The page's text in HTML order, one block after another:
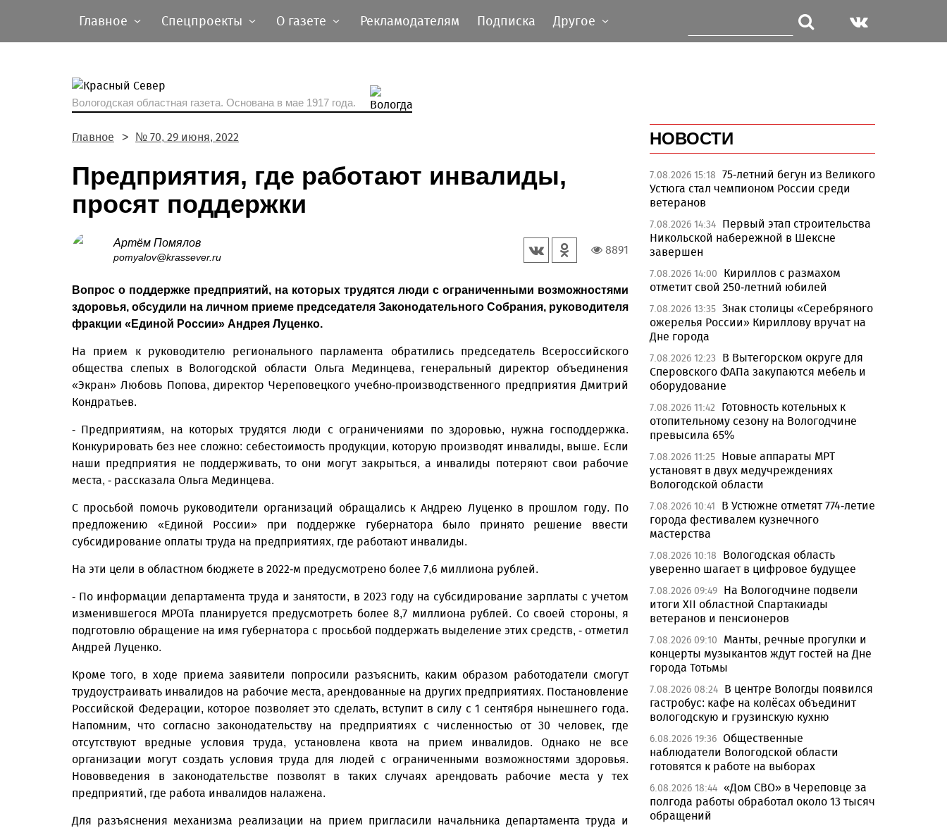
Главное Спецпроекты О газете Рекламодателям Подписка Другое
Вологодская областная газета. Основана в мае 1917 года.
Главное № 70, 29 июня, 2022
Предприятия, где работают инвалиды,
просят поддержки
Артём Помялов
pomyalov@krassever.ru
8891
Вопрос о поддержке предприятий, на которых трудятся люди с ограниченными возможностями
здоровья, обсудили на личном приеме председателя Законодательного Собрания, руководителя
фракции «Единой России» Андрея Луценко.
На прием к руководителю регионального парламента обратились председатель Всероссийского
общества слепых в Вологодской области Ольга Мединцева, генеральный директор объединения
«Экран» Любовь Попова, директор Череповецкого учебно-производственного предприятия Дмитрий
Кондратьев.
- Предприятиям, на которых трудятся люди с ограничениями по здоровью, нужна господдержка.
Конкурировать без нее сложно: себестоимость продукции, которую производят инвалиды, выше. Если
наши предприятия не поддерживать, то они могут закрыться, а инвалиды потеряют свои рабочие
места, - рассказала Ольга Мединцева.
С просьбой помочь руководители организаций обращались к Андрею Луценко в прошлом году. По
предложению «Единой России» при поддержке губернатора было принято решение ввести
субсидирование оплаты труда на предприятиях, где работают инвалиды.
На эти цели в областном бюджете в 2022-м предусмотрено более 7,6 миллиона рублей.
- По информации департамента труда и занятости, в 2023 году на субсидирование зарплаты с учетом
изменившегося МРОТа планируется предусмотреть более 8,7 миллиона рублей. Со своей стороны, я
подготовлю обращение на имя губернатора с просьбой поддержать выделение этих средств, - отметил
Андрей Луценко.
Кроме того, в ходе приема заявители попросили разъяснить, каким образом работодатели смогут
трудоустраивать инвалидов на рабочие места, арендованные на других предприятиях. Постановление
Российской Федерации, которое позволяет это сделать, вступит в силу с 1 сентября нынешнего года.
Напомним, что согласно законодательству на предприятиях с численностью от 30 человек, где
отсутствуют вредные условия труда, установлена квота на прием инвалидов. Однако не все
организации могут создать условия труда для людей с ограниченными возможностями здоровья.
Нововведения в законодательстве позволят в таких случаях арендовать рабочие места у тех
предприятий, где работа инвалидов налажена.
Для разъяснения механизма реализации на прием пригласили начальника департамента труда и
НОВОСТИ
7.08.2026 15:18 75-летний бегун из Великого
Устюга стал чемпионом России среди
ветеранов
7.08.2026 14:34 Первый этап строительства
Никольской набережной в Шексне
завершен
7.08.2026 14:00
Кириллов с размахом
отметит свой 250-летний юбилей
7.08.2026 13:35 Знак столицы «Серебряного
ожерелья России» Кириллову вручат на
Дне города
7.08.2026 12:23
В Вытегорском округе для
Сперовского ФАПа закупаются мебель и
оборудование
7.08.2026 11:42
Готовность котельных к
отопительному сезону на Вологодчине
превысила 65%
7.08.2026 11:25 Новые аппараты МРТ
установят в двух медучреждениях
Вологодской области
7.08.2026 10:41
В Устюжне отметят 774-летие
города фестивалем кузнечного
мастерства
7.08.2026 10:18
Вологодская область
уверенно шагает в цифровое будущее
7.08.2026 09:49 На Вологодчине подвели
итоги XII областной Спартакиады
ветеранов и пенсионеров
7.08.2026 09:10
Манты, речные прогулки и
концерты музыкантов ждут гостей на Дне
города Тотьмы
7.08.2026 08:24 В центре Вологды появился
гастробус: кафе на колёсах объединит
вологодскую и грузинскую кухню
6.08.2026 19:36 Общественные
наблюдатели Вологодской области
готовятся к работе на выборах
6.08.2026 18:44 «Дом СВО» в Череповце за
полгода работы обработал около 13 тысяч
обращений